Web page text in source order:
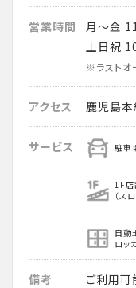
営業時間
月～金
土日祝
※ラストオ
アクセス 鹿児島
サービス 駐車
1F店
（ス
自動
ロッ
備考
ご利用可